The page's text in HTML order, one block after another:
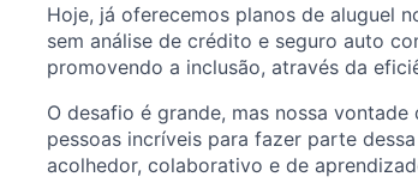
Hoje, já oferecemos planos de aluguel
sem análise de crédito e seguro auto
promovendo a inclusão, através da
O desafio é grande, mas nossa
pessoas incríveis para fazer parte
acolhedor, colaborativo e de